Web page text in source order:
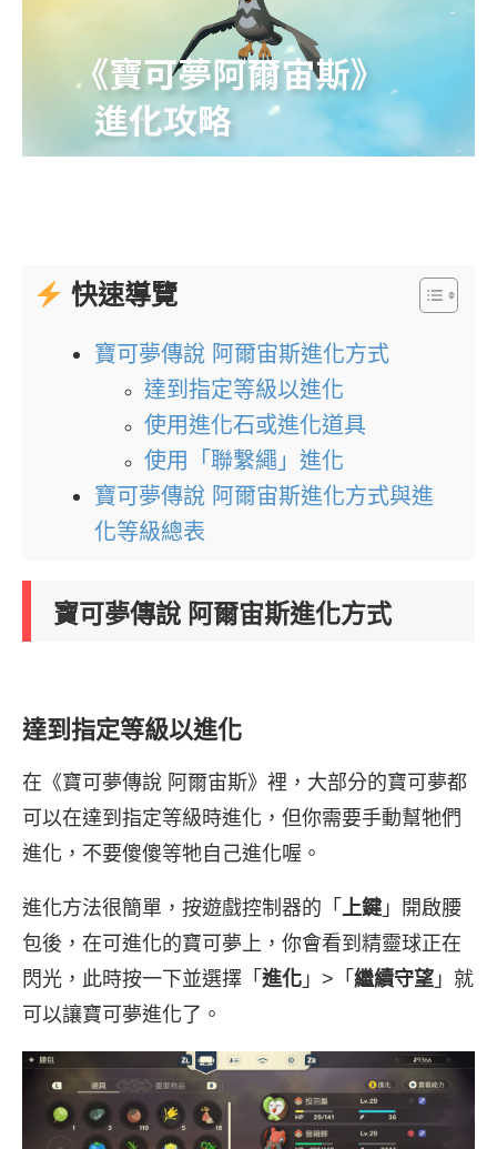
快速導覽
寶可夢傳說 阿爾宙斯進化方式
達到指定等級以進化
使用進化石或進化道具
使用「聯繫繩」進化
寶可夢傳說 阿爾宙斯進化方式與進
化等級總表
寶可夢傳說 阿爾宙斯進化方式
達到指定等級以進化
在《寶可夢傳說 阿爾宙斯》裡，大部分的寶可夢都
可以在達到指定等級時進化，但你需要手動幫牠們
進化，不要傻傻等牠自己進化喔。
進化方法很簡單，按遊戲控制器的「 上鍵」開啟腰
包後，在可進化的寶可夢上，你會看到精靈球正在
閃光，此時按一下並選擇「 進化 」>「 繼續守望 」就
可以讓寶可夢進化了。